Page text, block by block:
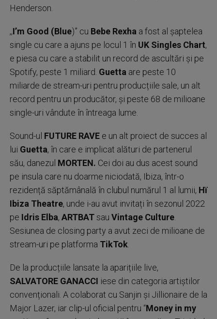
Henderson.
,,I’m Good (Blue)” cu Bebe Rexha a fost al șaptelea
single cu care a ajuns pe locul 1 în UK Singles Chart,
e piesa cu care a stabilit un record de ascultări și pe
Spotify, peste 1 miliard. Guetta are peste 10
miliarde de stream-uri pentru producțiile sale, un alt
record pentru un producător, și peste 68 de milioane
single-uri vândute în întreaga lume.
Sound-ul FUTURE RAVE e un alt proiect de succes al
lui Guetta, în care e implicat alături de partenerul
său, danezul MORTEN. Cei doi au dus acest sound
pe insula care nu doarme niciodată, Ibiza, într-o
rezidență săptămânală în clubul numărul 1 al lumii, Hï
Ibiza Theatre, unde i-au avut invitați în sezonul 2022
pe Idris Elba, ARTBATsau Vintage Culture
Sesiunea de closing party a avut zeci de milioane de
stream-uri pe platforma TikTok
De la producțiile lansate la aparițiile live,
SALVATORE GANACCI iese din categoria artiștilor
convenționali. A colaborat cu Sanjin și Jillionaire de la
Major Lazer, iar clip-ul oficial pentru “Money in my